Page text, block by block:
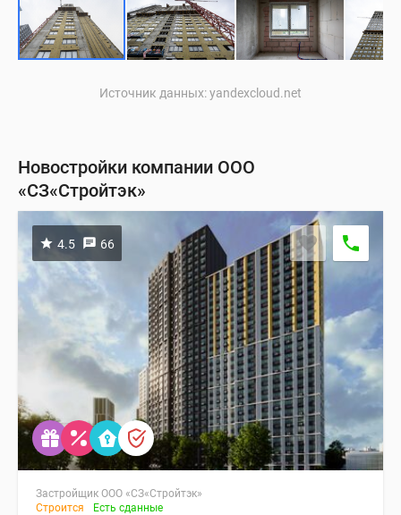
Источник данных: yandexcloud.net
Новостройки компании ООО
«СЗ«Стройтэк»
4.5 66
Застройщик ООО «СЗ«Стройтэк»
Строится
Есть сданные